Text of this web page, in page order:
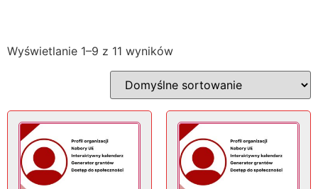
Wyświetlanie 1–9 z 11 wyników